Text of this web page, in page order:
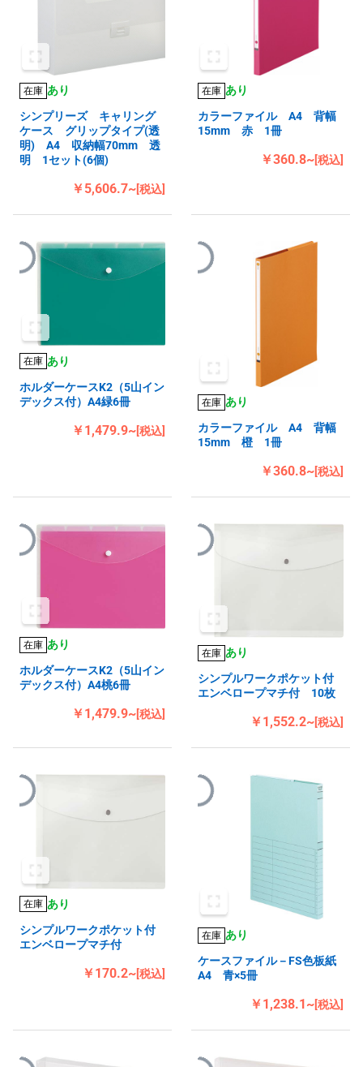
在庫 あり
シンプリーズ キャリング
ケース グリップタイプ(透
明) A4 収納幅70mm 透
明 1セット(6個)
￥5,606.7~[税込]
在庫 あり
カラーファイル A4 背幅
15mm 赤 1冊
￥360.8~[税込]
在庫 あり
ホルダーケースK2（5山イン
デックス付）A4緑6冊
￥1,479.9~[税込]
在庫 あり
カラーファイル A4 背幅
15mm 橙 1冊
￥360.8~[税込]
在庫 あり
ホルダーケースK2（5山イン
デックス付）A4桃6冊
￥1,479.9~[税込]
在庫 あり
シンプルワークポケット付
エンベロープマチ付 10枚
￥1,552.2~[税込]
在庫 あり
シンプルワークポケット付
エンベロープマチ付
￥170.2~[税込]
在庫 あり
ケースファイル－FS色板紙
A4 青×5冊
￥1,238.1~[税込]